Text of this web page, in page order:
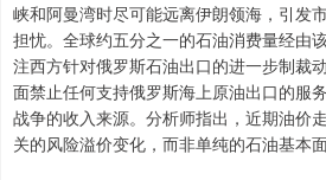
峡和阿曼湾时尽可能远离伊朗领海，引发
担忧。全球约五分之一的石油消费量经由
注西方针对俄罗斯石油出口的进一步制裁
面禁止任何支持俄罗斯海上原油出口的服
战争的收入来源。分析师指出，近期油价
关的风险溢价变化，而非单纯的石油基本面